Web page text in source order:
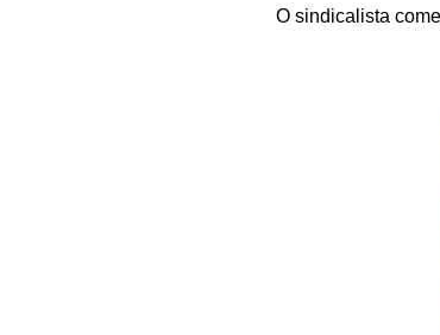
O sindicalista